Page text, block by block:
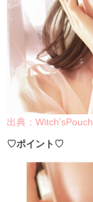
出典：Witch’sPouch
♡ポイント♡